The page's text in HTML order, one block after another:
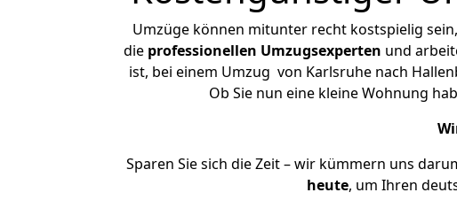
Umzüge können mitunter recht kostspielig
die professionellen Umzugsexperten und
ist, bei einem Umzug von Karlsruhe nach
Ob Sie nun eine kleine Wohnung
Sparen Sie sich die Zeit – wir kümmern uns
heute, um Ihren